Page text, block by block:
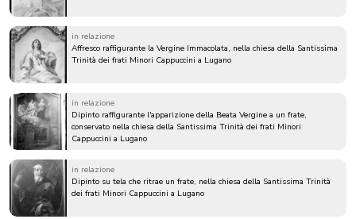
in relazione
Affresco raffigurante la Vergine Immacolata, nella chiesa della Santissima
Trinità dei frati Minori Cappuccini a Lugano
in relazione
Dipinto raffigurante l'apparizione della Beata Vergine a un frate,
conservato nella chiesa della Santissima Trinità dei frati Minori
Cappuccini a Lugano
in relazione
Dipinto su tela che ritrae un frate, nella chiesa della Santissima Trinità
dei frati Minori Cappuccini a Lugano